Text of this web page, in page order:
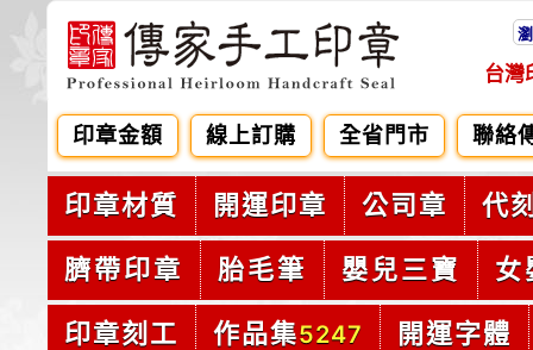
台灣
印章金額 線上訂購 全省門市 聯絡
印章材質 開運印章 公司章 代
臍帶印章 胎毛筆 嬰兒三寶 女
印章刻工 作品集5247 開運字體